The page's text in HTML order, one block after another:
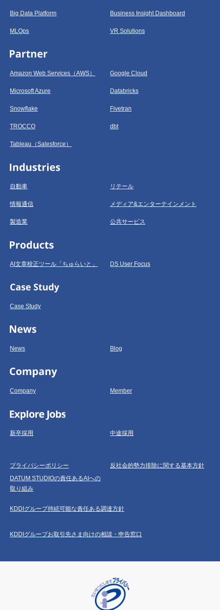
Big Data Platform Business Insight Dashboard
MLOps VR Solutions
Amazon Web Services（AWS） Google Cloud
Microsoft Azure Databricks
Snowflake Fivetran
TROCCO dbt
Tableau（Salesforce）
自動車 リテール
情報通信 メディア&エンターテインメント
製造業 公共サービス
AI文章校正ツール「ちゅらいと」 DS User Focus
Case Study
News Blog
Company Member
新卒採用 中途採用
プライバシーポリシー
反社会的勢力排除に関する基本方針
DATUM STUDIOの責任あるAIへの
取り組み
KDDIグループ持続可能な責任ある調達方針
KDDIグループお取引先さま向けの相談・申告窓口